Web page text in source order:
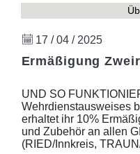
17 / 04 / 2025
Ermäßigung
UND SO
Wehrdienstausweises
erhaltet ihr 10%
und Zubehör an allen
(RIED/Innkreis,